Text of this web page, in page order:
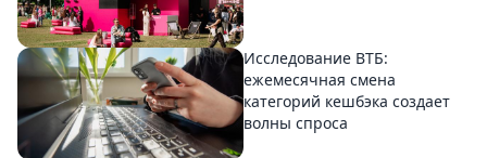
Исследование ВТБ:
ежемесячная смена
категорий кешбэка создает
волны спроса